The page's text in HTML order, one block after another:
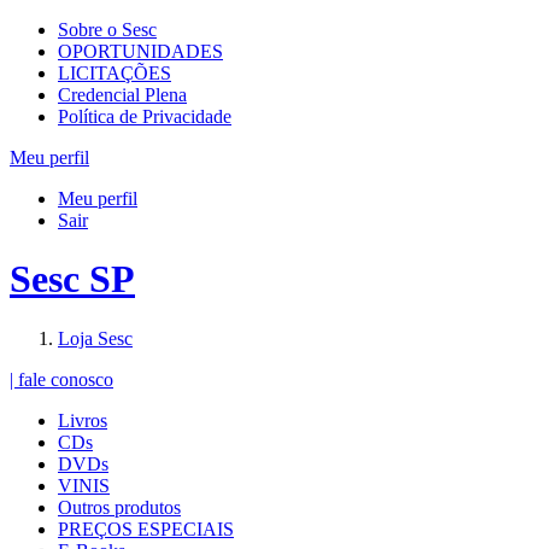
Sobre o Sesc
OPORTUNIDADES
LICITAÇÕES
Credencial Plena
Política de Privacidade
Meu perfil
Meu perfil
Sair
Sesc SP
Loja Sesc
| fale conosco
Livros
CDs
DVDs
VINIS
Outros produtos
PREÇOS ESPECIAIS